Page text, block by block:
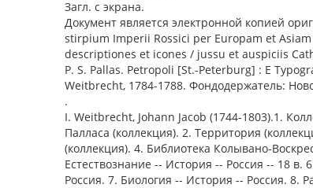
Загл. с экрана.
Документ является электронной копией
stirpium Imperii Rossici per Europam et
descriptiones et icones / jussu et auspiciis
P. S. Pallas. Petropoli [St.-Peterburg] : E
Weitbrecht, 1784-1788. Фондодержатель:
.
I. Weitbrecht, Johann Jacob (1744-1803).1.
Палласа (коллекция). 2. Территория
(коллекция). 4. Библиотека Колывано-
Естествознание -- История -- Россия -- 18 в.
Россия. 7. Биология -- История -- Россия. 8.